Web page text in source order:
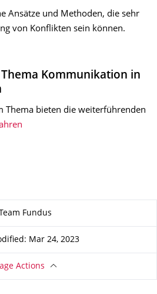
Ansätze und Methoden, die sehr
von Konflikten sein können.
Kommunikation in
Thema bieten die weiterführenden
Team Fundus
Mar 24, 2023
Actions